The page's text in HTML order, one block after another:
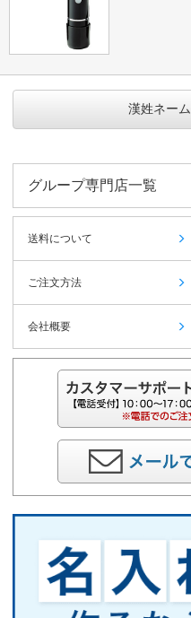
漢姓ネー
グループ専門店一覧
送料について
ご注文方法
会社概要